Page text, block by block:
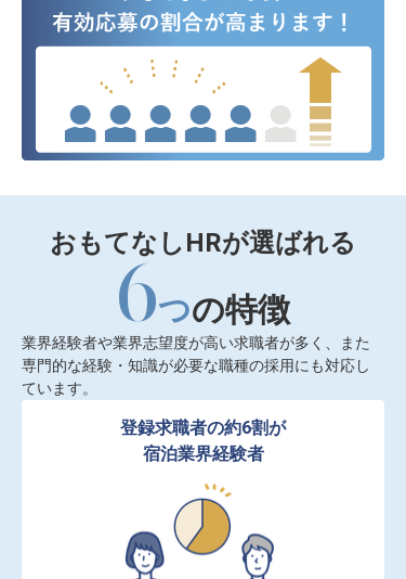
おもてなしHRが選ばれる
6つの特徴
業界経験者や業界志望度が高い求職者が多く、また
専門的な経験・知識が必要な職種の採用にも対応し
ています。
登録求職者の約6割が
宿泊業界経験者